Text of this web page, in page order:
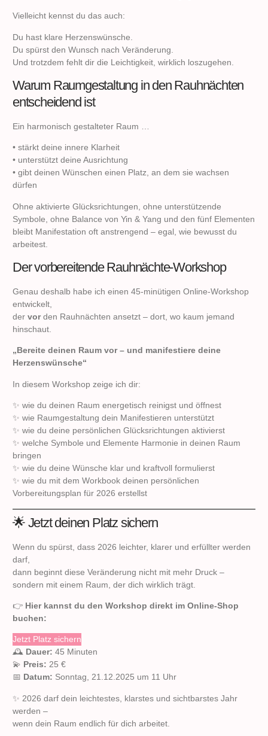
Vielleicht kennst du das auch:
Du hast klare Herzenswünsche.
Du spürst den Wunsch nach Veränderung.
Und trotzdem fehlt dir die Leichtigkeit, wirklich loszugehen.
Warum Raumgestaltung in den Rauhnächten
entscheidend ist
Ein harmonisch gestalteter Raum …
• stärkt deine innere Klarheit
• unterstützt deine Ausrichtung
• gibt deinen Wünschen einen Platz, an dem sie wachsen
dürfen
Ohne aktivierte Glücksrichtungen, ohne unterstützende
Symbole, ohne Balance von Yin & Yang und den fünf Elementen
bleibt Manifestation oft anstrengend – egal, wie bewusst du
arbeitest.
Der vorbereitende Rauhnächte-Workshop
Genau deshalb habe ich einen 45-minütigen Online-Workshop
entwickelt,
der vorden Rauhnächten ansetzt – dort, wo kaum jemand
hinschaut.
„Bereite deinen Raum vor – und manifestiere deine
Herzenswünsche“
In diesem Workshop zeige ich dir:
✨ wie du deinen Raum energetisch reinigst und öffnest
✨ wie Raumgestaltung dein Manifestieren unterstützt
✨ wie du deine persönlichen Glücksrichtungen aktivierst
✨ welche Symbole und Elemente Harmonie in deinen Raum
bringen
✨ wie du deine Wünsche klar und kraftvoll formulierst
✨ wie du mit dem Workbook deinen persönlichen
Vorbereitungsplan für 2026 erstellst
🌟 Jetzt deinen Platz sichern
Wenn du spürst, dass 2026 leichter, klarer und erfüllter werden
darf,
dann beginnt diese Veränderung nicht mit mehr Druck –
sondern mit einem Raum, der dich wirklich trägt.
👉 Hier kannst du den Workshop direkt im Online-Shop
buchen:
Jetzt Platz sichern
🕰 Dauer: 45 Minuten
💫 Preis: 25 €
📅 Datum: Sonntag, 21.12.2025 um 11 Uhr
✨ 2026 darf dein leichtestes, klarstes und sichtbarstes Jahr
werden –
wenn dein Raum endlich für dich arbeitet.